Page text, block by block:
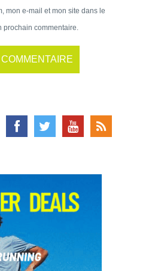
mon e-mail et mon site dans le
prochain commentaire.